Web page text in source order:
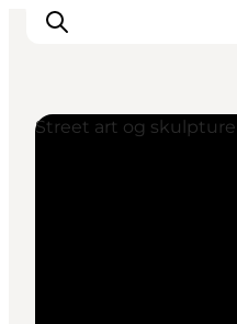
Street art og